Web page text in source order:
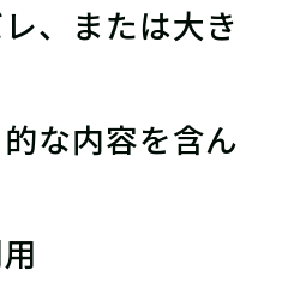
、または大き
な内容を含ん